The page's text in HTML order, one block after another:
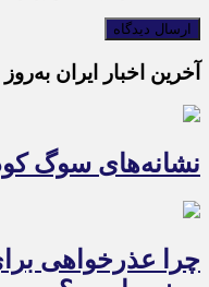
آخرین اخبار ایران به‌روز
نشانه‌های سوگ
چرا عذرخواهی